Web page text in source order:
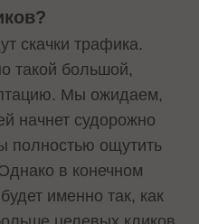
скачки трафика.
такой большой,
Мы ожидаем,
начнет судорожно
полностью ощутить
в конечном
именно так, как